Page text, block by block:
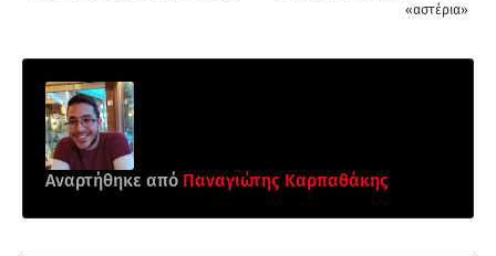
«αστέρια»
Αναρτήθηκε από Παναγιώτης Καρπαθάκης